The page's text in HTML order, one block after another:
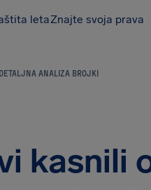
letaZnajte svoja prava
ANALIZA BROJKI
kasnili